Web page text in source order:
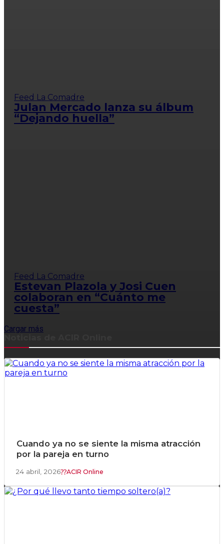
Feed La Comadre
Julan Mercado lanza su álbum
“Dejando huella”
Feed La Comadre
Estevan Plazola y Josi Cuen
colaboran en “Cuánto me
cuesta”
Cargar más
Cuando ya no se siente la misma atracción
por la pareja en turno
24 abril, 2026 ACIR Online